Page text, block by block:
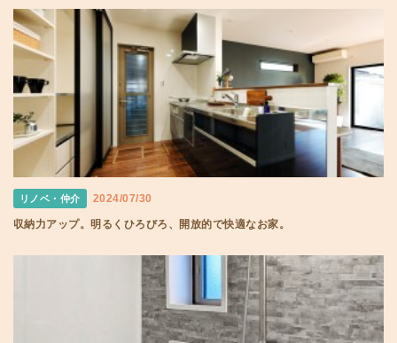
リノベ・仲介 2024/07/30
収納力アップ。明るくひろびろ、開放的で快適なお家。